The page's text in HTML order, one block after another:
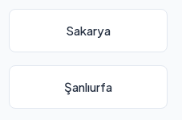
Sakarya
Şanlıurfa